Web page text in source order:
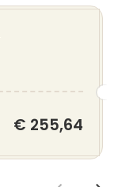
€ 255,64